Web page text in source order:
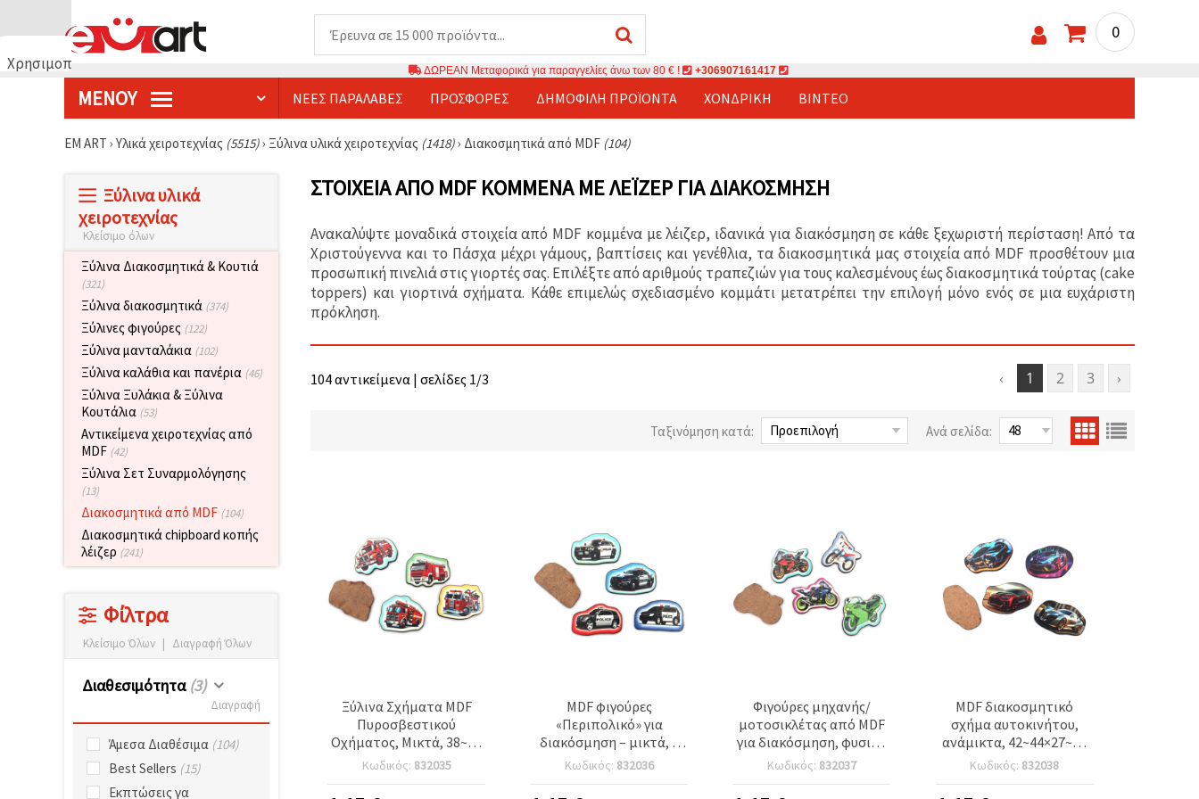
Χρησιμοποιούμε
Χρησιμοποιούμε
διασφαλίσουμε
ιστότοπου,
επισκεψιμότητα
συνεργατών
0
ΔΩΡΕΑΝ Μεταφορικά για παραγγελίες άνω των 80 € ! +306907161417
ΜΕΝΟΎ ΝΈΕΣ ΠΑΡΑΛΑΒΈΣ ΠΡΟΣΦΟΡΈΣ ΔΗΜΟΦΙΛΉ ΠΡΟΪΌΝΤΑ ΧΟΝΔΡΙΚΉ ΒΊΝΤΕΟ
EM ART › Υλικά χειροτεχνίας (5515)› Ξύλινα υλικά χειροτεχνίας (1418)› Διακοσμητικά από MDF (104)
Ξύλινα υλικά
χειροτεχνίας
Κλείσιμο όλων
Ξύλινα Διακοσμητικά & Κουτιά
(321)
Ξύλινα διακοσμητικά (374)
Ξύλινες φιγούρες (122)
Ξύλινα μανταλάκια (102)
Ξύλινα καλάθια και πανέρια (46)
Ξύλινα Ξυλάκια & Ξύλινα
Κουτάλια (53)
Αντικείμενα χειροτεχνίας από
MDF (42)
Ξύλινα Σετ Συναρμολόγησης
(13)
Διακοσμητικά από MDF (104)
Διακοσμητικά chipboard κοπής
λέιζερ (241)
Φίλτρα
Κλείσιμο Όλων | Διαγραφή Όλων
Διαθεσιμότητα (3)
Διαγραφή
Άμεσα Διαθέσιμα (104)
Best Sellers (15)
Εκπτώσεις γα
ΣΤΟΙΧΕΊΑ ΑΠΌ MDF ΚΟΜΜΈΝΑ ΜΕ ΛΈΙΖΕΡ ΓΙΑ ΔΙΑΚΌΣΜΗΣΗ
Ανακαλύψτε μοναδικά στοιχεία από MDF κομμένα με λέιζερ, ιδανικά για διακόσμηση σε κάθε ξεχωριστή περίσταση! Από τα
Χριστούγεννα και το Πάσχα μέχρι γάμους, βαπτίσεις και γενέθλια, τα διακοσμητικά μας στοιχεία από MDF προσθέτουν μια
προσωπική πινελιά στις γιορτές σας. Επιλέξτε από αριθμούς τραπεζιών για τους καλεσμένους έως διακοσμητικά τούρτας (cake
toppers) και γιορτινά σχήματα. Κάθε επιμελώς σχεδιασμένο κομμάτι μετατρέπει την επιλογή μόνο ενός σε μια ευχάριστη
πρόκληση.
‹ 1 2 3 ›
104 αντικείμενα | σελίδες 1/3
Ταξινόμηση κατά: Ανά σελίδα:
Ξύλινα Σχήματα MDF
Πυροσβεστικού
Οχήματος, Μικτά, 38~40
x 30~31 mm - 5 τεμ.
Κωδικός: 832035
MDF φιγούρες
«Περιπολικό» για
διακόσμηση – μικτά, 5
τεμ., 41–42 x 24–27 mm,
για χρωματισμό,
ντεκουπάζ, scrapbooking
Κωδικός: 832036
Φιγούρες μηχανής/
μοτοσικλέτας από MDF
για διακόσμηση, φυσικό
χρώμα, 44–50 x 35–40
mm, ανάμικτα, σετ 5
τμχ. – Στοιχεία κοπής
Κωδικός: 832037
MDF διακοσμητικό
σχήμα αυτοκινήτου,
ανάμικτα, 42~44×27~30
mm - 5 τεμ.
Κωδικός: 832038